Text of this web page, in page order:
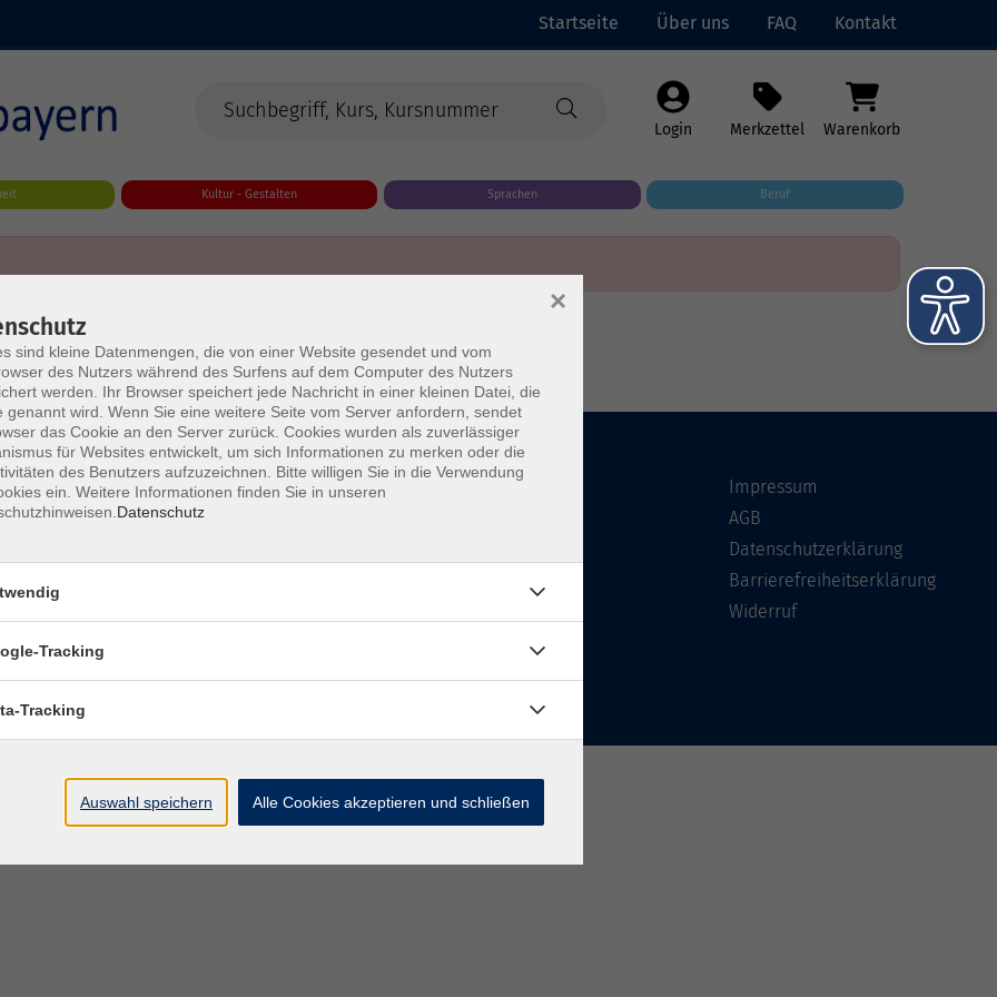
Startseite Über uns FAQ Kontakt
Login Merkzettel Warenkorb
Kultur - Gestalten Sprachen Beruf
Startseite
Impressum
AGB
Datenschutzerklärung
Barrierefreiheitserklärung
Widerruf
sind kleine Datenmengen, die von einer Website gesendet und vom
des Nutzers während des Surfens auf dem Computer des Nutzers
werden. Ihr Browser speichert jede Nachricht in einer kleinen Datei, die
genannt wird. Wenn Sie eine weitere Seite vom Server anfordern, sendet
das Cookie an den Server zurück. Cookies wurden als zuverlässiger
für Websites entwickelt, um sich Informationen zu merken oder die
des Benutzers aufzuzeichnen. Bitte willigen Sie in die Verwendung
ein. Weitere Informationen finden Sie in unseren
Datenschutz
×
Tracking
Tracking
Auswahl speichern Alle Cookies akzeptieren und schließen